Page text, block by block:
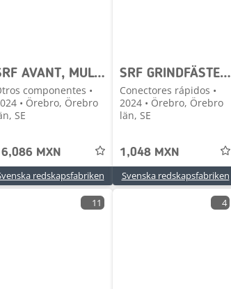
SRF AVANT, MULTIONE, NORCAR SKOPOR TILL KANONPRIS
componentes •
• Örebro, Örebro
SE
MXN
redskapsfabriken
SRF GRINDFÄSTEN - TILL BÄST PRIS!
Conectores rápidos •
2024 • Örebro, Örebro
län, SE
1,048 MXN
Svenska redskapsfabriken
11 4